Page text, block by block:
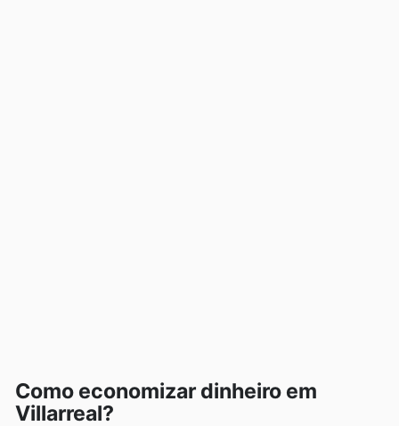
Como economizar dinheiro em
Villarreal?